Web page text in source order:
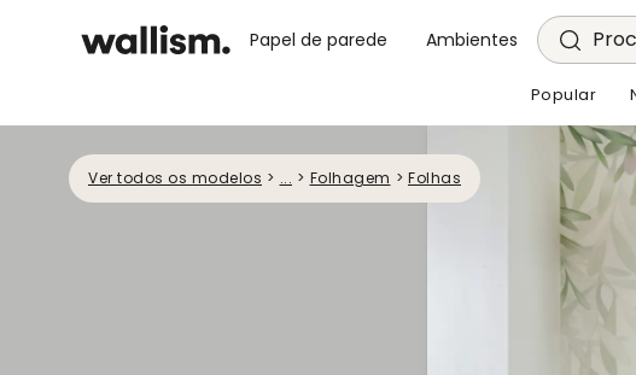
Papel de parede Ambientes
Popular
Ver todos os modelos > ... > Folhagem > Folhas